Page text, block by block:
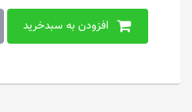
افزودن به سبدخرید